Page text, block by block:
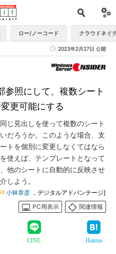
ロー/ノーコード クラウドネイ
2023年2月27日 公開
参照にして、複数シート
更可能にする
じ見出しを使って複数のシート
だろうか。このような場合、支
トを個別に変更しなくてはなら
使えば、テンプレートとなって
他のシートに自動的に反映させ
しよう。
小林章彦 ，デジタルアドバンテージ]
PC用表示
関連情報
LINE Hatena